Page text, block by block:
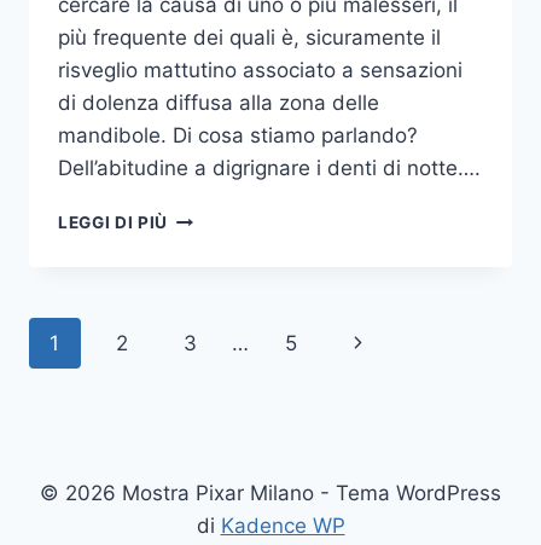
più frequente dei quali è, sicuramente il
risveglio mattutino associato a sensazioni
di dolenza diffusa alla zona delle
mandibole. Di cosa stiamo parlando?
Dell’abitudine a digrignare i denti di notte….
LEGGI DI PIÙ COME
TUTTE
NOTTE
Navigazione
1 2 3 … 5
Pagina
© 2026 Mostra Pixar Milano - Tema WordPress
di Kadence WP